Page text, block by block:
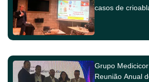
casos de
Grupo
Reunião Anual